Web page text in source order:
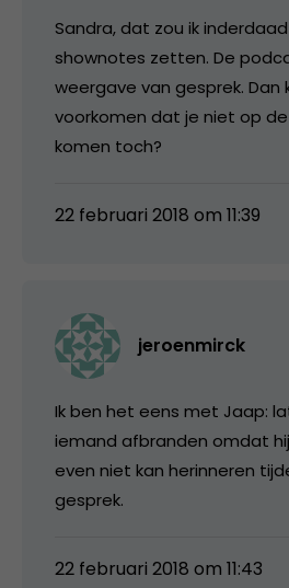
Sandra, dat zou ik
shownotes zetten. De
weergave van gesprek. Dan
voorkomen dat je niet op
komen toch?
22 februari 2018 om 11:39
jeroenmirck
Ik ben het eens met Jaap:
iemand afbranden omdat
even niet kan herinneren
gesprek.
22 februari 2018 om 11:43